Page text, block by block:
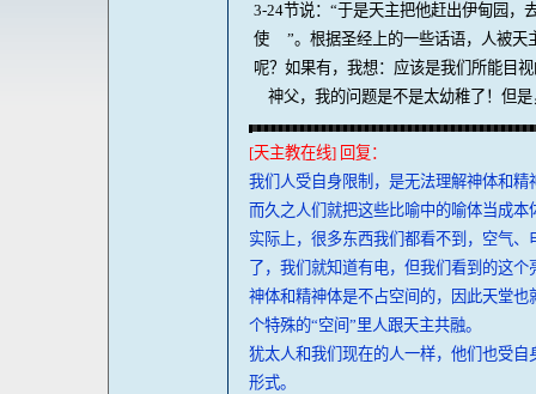
3-24节说：“于是天主把他赶出伊甸园，
使 ”。根据圣经上的一些话语，人被天
呢？如果有，我想：应该是我们所能目
神父，我的问题是不是太幼稚了！但是
[天主教在线] 回复：
我们人受自身限制，是无法理解神体和
而久之人们就把这些比喻中的喻体当成本
实际上，很多东西我们都看不到，空气
了，我们就知道有电，但我们看到的这
神体和精神体是不占空间的，因此天堂也
个特殊的“空间”里人跟天主共融。
犹太人和我们现在的人一样，他们也受
形式。